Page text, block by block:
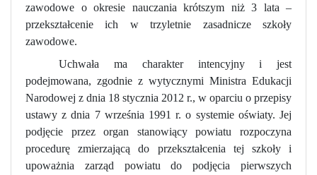
zawodowe o okresie nauczania krótszym niż 3 lata –
przekształcenie ich w trzyletnie zasadnicze szkoły
zawodowe.
Uchwała ma charakter intencyjny i jest
podejmowana, zgodnie z wytycznymi Ministra Edukacji
Narodowej z dnia 18 stycznia 2012 r., w oparciu o przepisy
ustawy z dnia 7 września 1991 r. o systemie oświaty. Jej
podjęcie przez organ stanowiący powiatu rozpoczyna
procedurę zmierzającą do przekształcenia tej szkoły i
upoważnia zarząd powiatu do podjęcia pierwszych